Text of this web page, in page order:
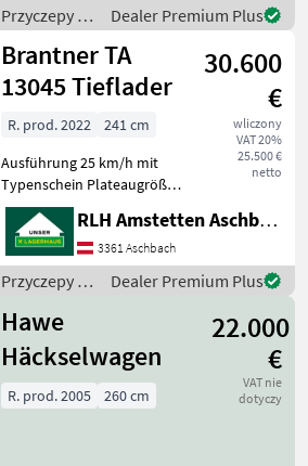
Liczba osi: 2 osie, Wywrotka
3 stronna, Hamu
Przyczepy /
Reisch
Dealer Premium Plus
Brantner TA
13045 Tieflader
30.600
€
wliczony
VAT 20%
25.500 €
netto
R. prod. 2022
241 cm
Ausführung 25 km/h mit
Typenschein Plateaugröße
4448 x 2410 x 1800 mm
Stahlbordwände 600 mm
Stahlaufsatzwände 2 x 600
mm Werkzeugkasten
Klappabstützungen hinten
RLH Amstetten Aschbach
3361 Aschbach
Przyczepy /
Dealer Premium Plus
Hawe
Häckselwagen
22.000
€
VAT nie
dotyczy
R. prod. 2005 260 cm